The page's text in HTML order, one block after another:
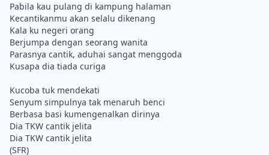
Pabila kau pulang di kampung halaman
Kecantikanmu akan selalu dikenang
Kala ku negeri orang
Berjumpa dengan seorang wanita
Parasnya cantik, aduhai sangat menggoda
Kusapa dia tiada curiga
Kucoba tuk mendekati
Senyum simpulnya tak menaruh benci
Berbasa basi kumengenalkan dirinya
Dia TKW cantik jelita
Dia TKW cantik jelita